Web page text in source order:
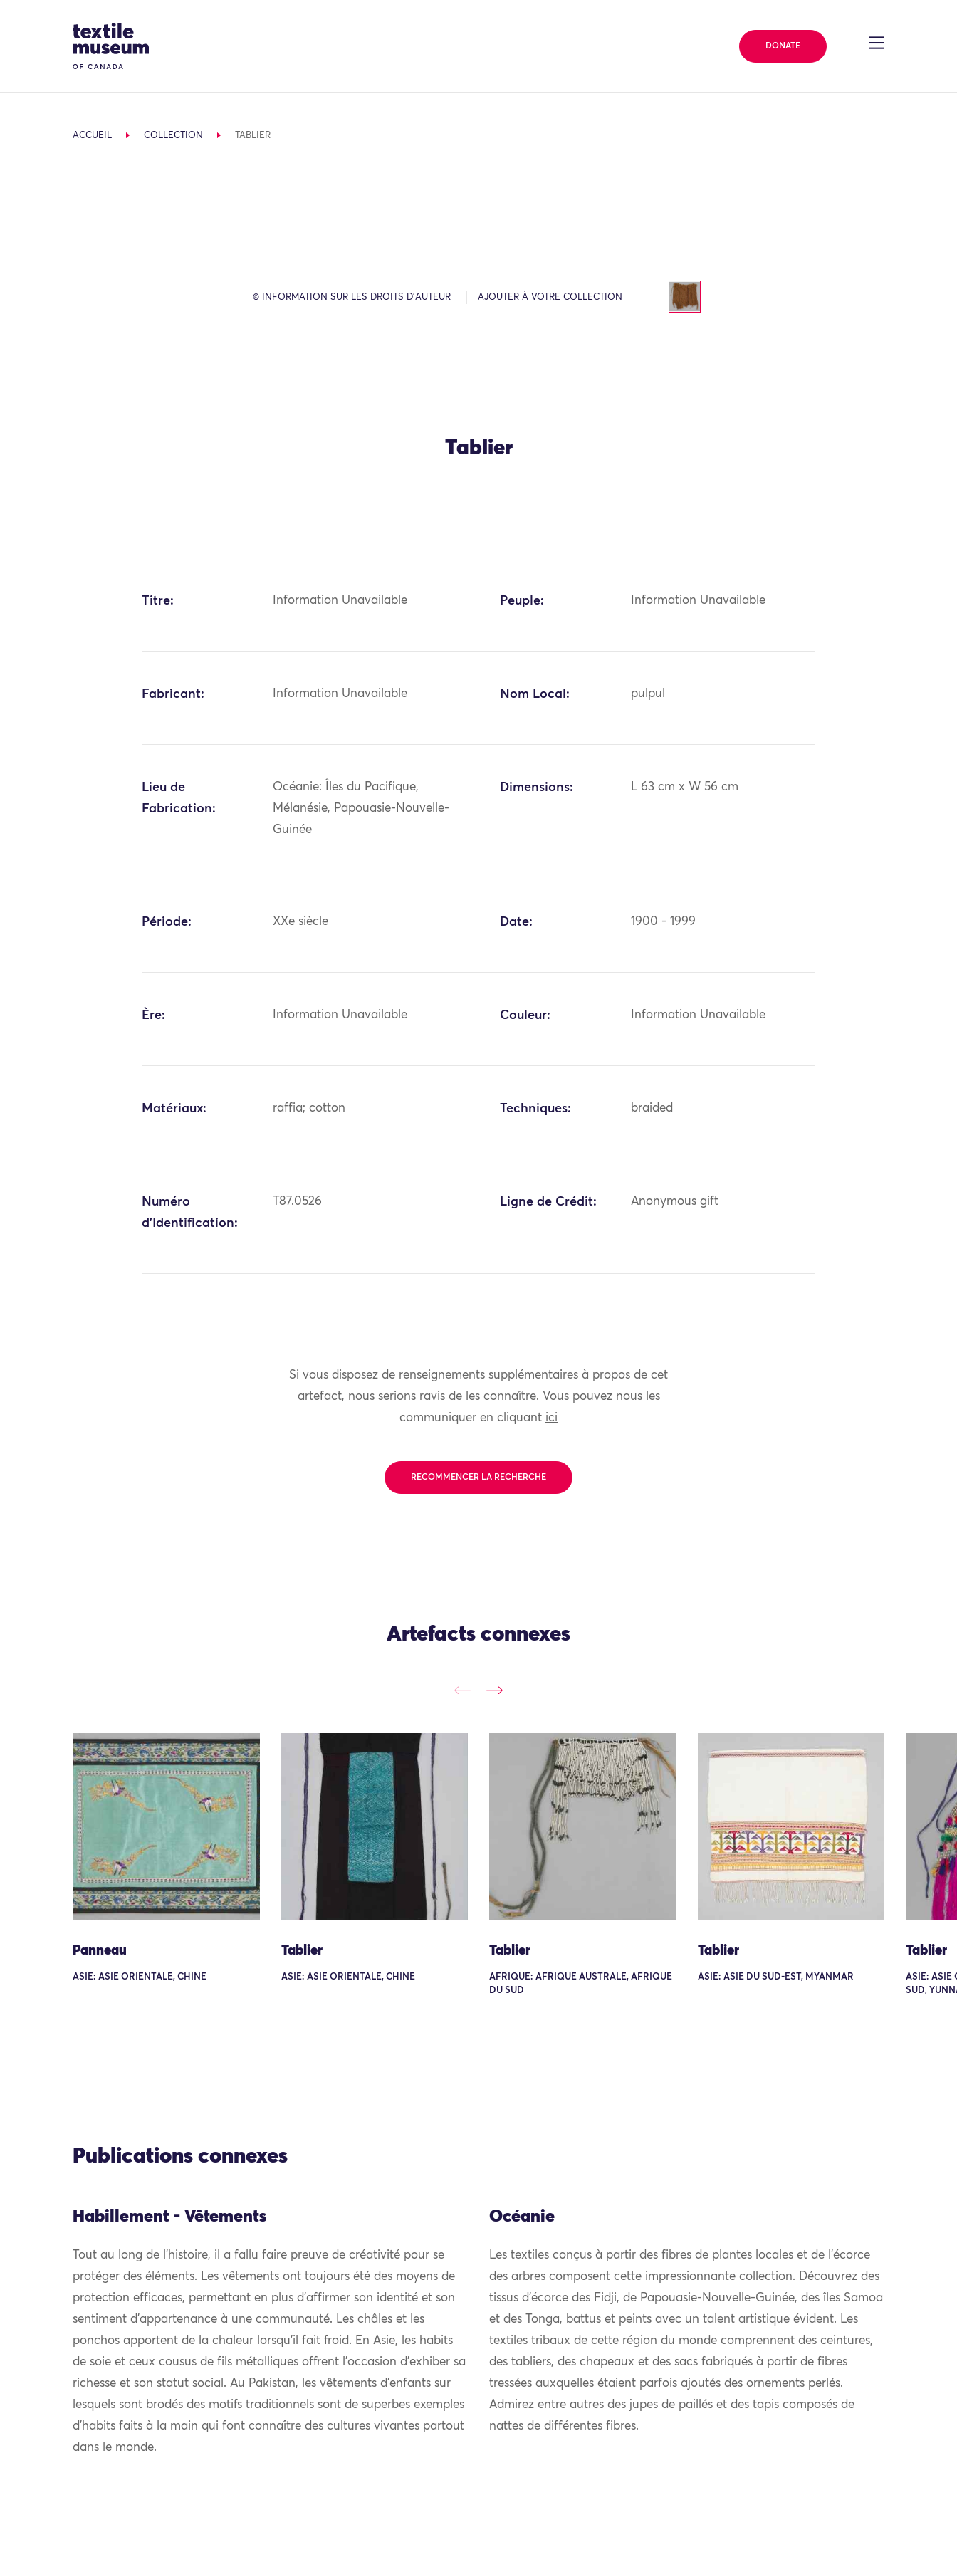
Site Logo
DONATE
ACCUEIL COLLECTION TABLIER
© INFORMATION SUR LES DROITS D’AUTEUR AJOUTER À VOTRE COLLECTION
Tablier
Titre: Information Unavailable Peuple: Information Unavailable
Fabricant: Information Unavailable Nom Local: pulpul
Lieu de
Fabrication:
Océanie: Îles du Pacifique,
Mélanésie, Papouasie-Nouvelle-
Guinée
Dimensions: L 63 cm x W 56 cm
Période: XXe siècle Date: 1900 - 1999
Ère: Information Unavailable Couleur: Information Unavailable
Matériaux: raffia; cotton Techniques: braided
Numéro
d'Identification:
T87.0526 Ligne de Crédit: Anonymous gift
Si vous disposez de renseignements supplémentaires à propos de cet
artefact, nous serions ravis de les connaître. Vous pouvez nous les
communiquer en cliquant ici
RECOMMENCER LA RECHERCHE
Artefacts connexes
Panneau
ASIE: ASIE ORIENTALE, CHINE
Tablier
ASIE: ASIE ORIENTALE, CHINE
Tablier
AFRIQUE: AFRIQUE AUSTRALE, AFRIQUE
DU SUD
Tablier
ASIE: ASIE DU SUD-EST, MYANMAR
Tablier
ASIE: ASIE
SUD,
Publications connexes
Habillement - Vêtements
Tout au long de l’histoire, il a fallu faire preuve de créativité pour se
protéger des éléments. Les vêtements ont toujours été des moyens de
protection efficaces, permettant en plus d’affirmer son identité et son
sentiment d’appartenance à une communauté. Les châles et les
ponchos apportent de la chaleur lorsqu’il fait froid. En Asie, les habits
de soie et ceux cousus de fils métalliques offrent l’occasion d’exhiber sa
richesse et son statut social. Au Pakistan, les vêtements d’enfants sur
lesquels sont brodés des motifs traditionnels sont de superbes exemples
d’habits faits à la main qui font connaître des cultures vivantes partout
dans le monde.
Océanie
Les textiles conçus à partir des fibres de plantes locales et de l’écorce
des arbres composent cette impressionnante collection. Découvrez des
tissus d’écorce des Fidji, de Papouasie-Nouvelle-Guinée, des îles Samoa
et des Tonga, battus et peints avec un talent artistique évident. Les
textiles tribaux de cette région du monde comprennent des ceintures,
des tabliers, des chapeaux et des sacs fabriqués à partir de fibres
tressées auxquelles étaient parfois ajoutés des ornements perlés.
Admirez entre autres des jupes de paillés et des tapis composés de
nattes de différentes fibres.